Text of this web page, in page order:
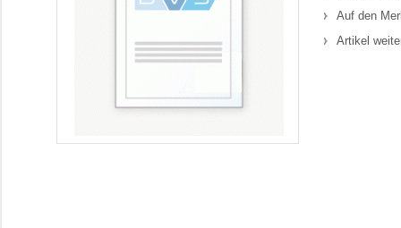
Auf den
Artikel